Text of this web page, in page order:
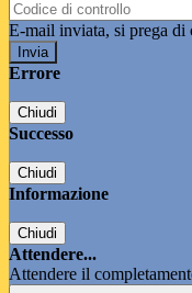
E-mail inviata, si prega di
Errore
Chiudi
Successo
Chiudi
Informazione
Chiudi
Attendere...
Attendere il